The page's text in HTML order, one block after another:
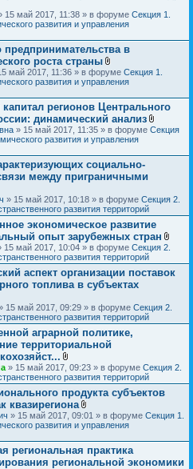
15 май 2017, 11:38 » в форуме Секция 1.
развития и управления
в
роста страны
В
л
ж
е
н
и
я
май 2017, 11:36 » в форуме Секция 1.
развития и управления
регионов Центрального
динамический анализ
В
ж
» 15 май 2017, 11:35 » в форуме Секция
развития и управления
социально-
между приграничными
» 15 май 2017, 10:18 » в форуме Секция 2.
развития территорий
экономическое развитие
опыт зарубежных стран
о
ж
я
15 май 2017, 10:04 » в форуме Секция 2.
развития территорий
аспект организации поставок
топлива в субъектах
15 май 2017, 09:29 » в форуме Секция 2.
развития территорий
аграрной политике,
территориальной
В
л
о
ж
е
н
и
» 15 май 2017, 09:23 » в форуме Секция 2.
развития территорий
продукта субъектов
квазирегиона
В
л
о
ж
е
н
» 15 май 2017, 09:01 » в форуме Секция 1.
развития и управления
региональная практика
региональной экономики